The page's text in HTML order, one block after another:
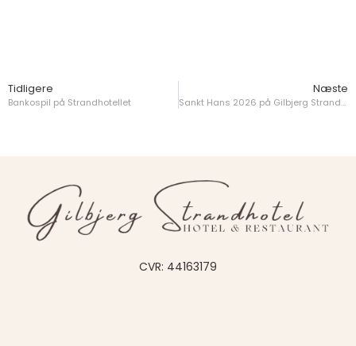
Tidligere
Bankospil på Strandhotellet
Næste
Sankt Hans 2026 på Gilbjerg Strandhotel
CVR: 44163179